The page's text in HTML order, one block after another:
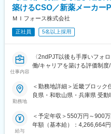
とに繋がるため、やりがいを
＜頑張りは適切に評価＞
成果に応じた評価制度が整っ
■福利厚生（転勤を伴う場合
＜社宅制度（法人契約）＞
・住居契約初期経費：会社
・入居時の引越し費用：会社
変更の範囲：会社の定める業
＼＼求人のポイント／／
◎未経験から医療業界へ｜大
◎3ヶ月研修＋OJTでゼロから
◎年収500万円～＋社宅補助あ
◎異業種出身者（営業、接客
■入社後の流れ
けながら実務習得
▽キャリア形成（MR経験者
■充実した研修制度
築けるCSO／新薬メーカー
ＭＩフォース株式会社
正社員 5名以上採用
仕事内容
〈2ndPJT以後も手厚いフォ
働/キャリアを築ける評価制
クライアントである製薬会社
活躍していただきます。病院
【同社の特徴】
■必ず新薬メーカーのプロジ
勤務地
＜勤務地詳細＞近畿ブロッ
良県・和歌山県・兵庫県 受
給与
＜予定年収＞550万円～900
年額（基本給）：4,266,664